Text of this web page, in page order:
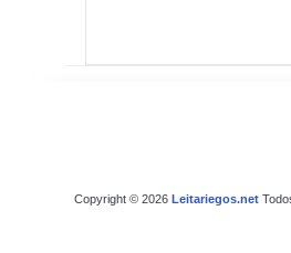
Copyright © 2026 Leitariegos.net